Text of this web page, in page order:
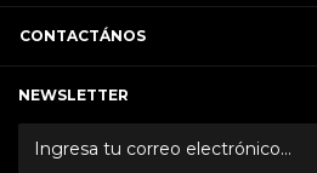
CONTACTÁNOS
NEWSLETTER